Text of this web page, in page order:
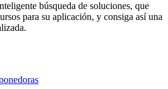
búsqueda de soluciones, que
para su aplicación, y consiga así una